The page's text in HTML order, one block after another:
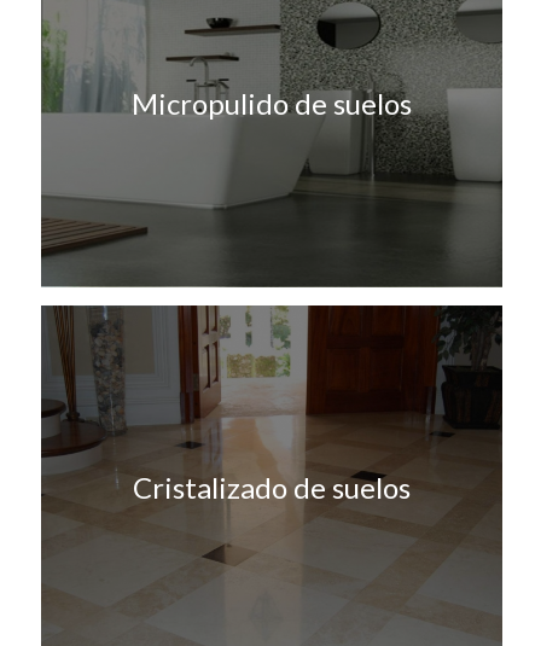
Micropulido de suelos
Cristalizado de suelos